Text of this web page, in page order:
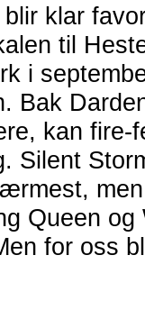
blir klar
til
i
Bak
kan
Silent
Queen
for oss